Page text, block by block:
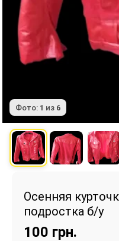
Фото: 1 из 6
Осенняя
подростка б/у
100 грн.